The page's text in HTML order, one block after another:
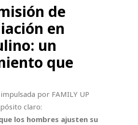
de
en
un
que
por FAMILY UP
claro:
los hombres ajusten su